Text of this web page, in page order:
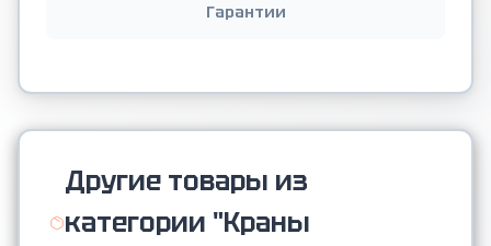
Гарантии
Другие товары из
категории "Краны